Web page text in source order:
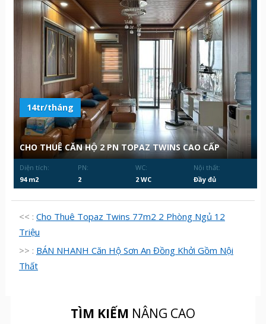
14tr/tháng
CHO THUÊ CĂN HỘ 2 PN TOPAZ TWINS CAO CẤP
Diện tích:
94 m2
PN:
2
WC:
2 WC
Nội thất:
Đầy đủ
<< : Cho Thuê Topaz Twins 77m2 2 Phòng Ngủ 12
Triệu
>> : BÁN NHANH Căn Hộ Sơn An Đồng Khởi Gồm Nội
Thất
TÌM KIẾM NÂNG CAO